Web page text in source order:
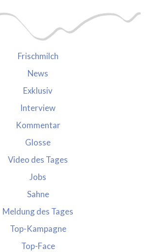
Frischmilch
News
Exklusiv
Interview
Kommentar
Glosse
Video des Tages
Jobs
Sahne
Meldung des Tages
Top-Kampagne
Top-Face